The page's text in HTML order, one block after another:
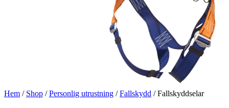
Hem / Shop /Personlig utrustning /Fallskydd / Fallskyddselar